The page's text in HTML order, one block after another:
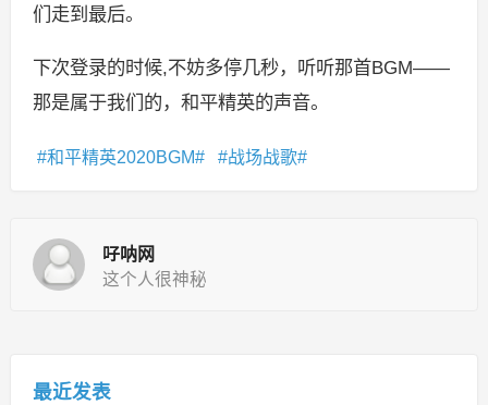
们走到最后。
下次登录的时候,不妨多停几秒，听听那首BGM——
那是属于我们的，和平精英的声音。
和平精英2020BGM 战场战歌
吇呐网
这个人很神秘
最近发表